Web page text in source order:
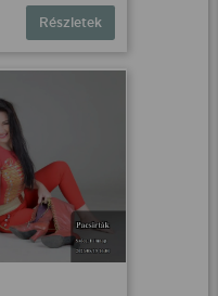
Részletek